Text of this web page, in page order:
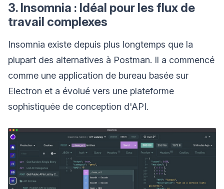
3. Insomnia : Idéal pour les flux de
travail complexes
Insomnia existe depuis plus longtemps que la
plupart des alternatives à Postman. Il a commencé
comme une application de bureau basée sur
Electron et a évolué vers une plateforme
sophistiquée de conception d'API.